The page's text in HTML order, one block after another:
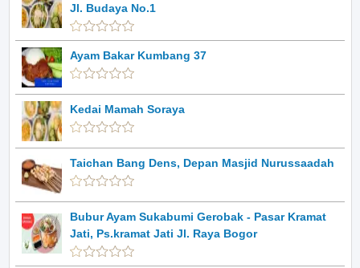
Jl. Budaya No.1
Ayam Bakar Kumbang 37
Kedai Mamah Soraya
Taichan Bang Dens, Depan Masjid Nurussaadah
Bubur Ayam Sukabumi Gerobak - Pasar Kramat
Jati, Ps.kramat Jati Jl. Raya Bogor